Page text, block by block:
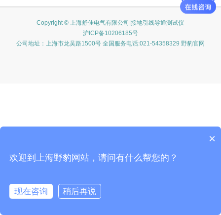
Copyright © 上海舒佳电气有限公司|接地引线导通测试仪
沪ICP备10206185号
公司地址：上海市龙吴路1500号 全国服务电话:021-54358329 野豹官网
×
欢迎到上海野豹网站，请问有什么帮您的？
现在咨询
稍后再说
在线咨询